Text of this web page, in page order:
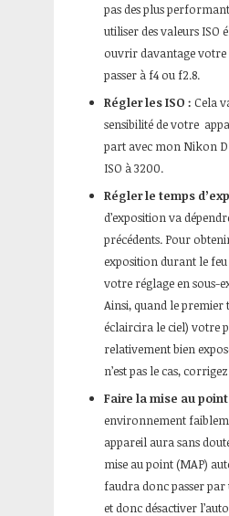
pas des plus
utiliser des valeurs ISO
ouvrir davantage votre
passer à f4 ou f2.8.
Régler les ISO : Cela
sensibilité de votre
part avec mon Nikon
ISO à 3200.
Régler le temps
d’exposition va
précédents. Pour
exposition durant le
votre réglage en sous-
Ainsi, quand le premier
éclaircira le ciel) votre
relativement bien
n’est pas le cas,
Faire la mise au point
environnement
appareil aura sans
mise au point (MAP)
faudra donc passer
et donc désactiver